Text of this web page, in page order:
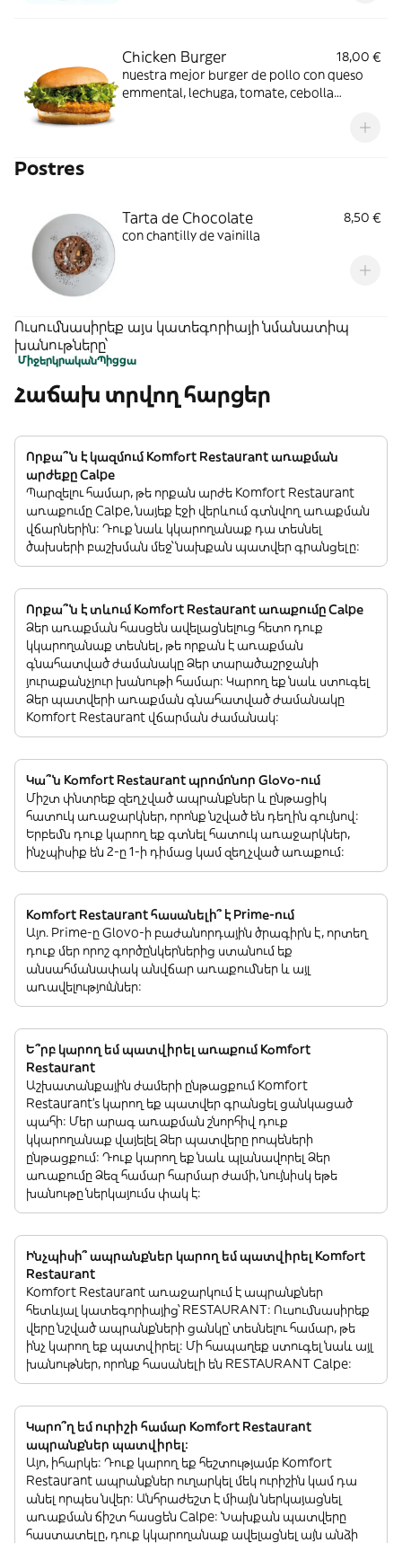
Chicken Burger
18,00 €
nuestra mejor burger de pollo con queso
emmental, lechuga, tomate, cebolla
Postres
Tarta de Chocolate
8,50 €
con chantilly de vainilla
Ուսումնասիրեք այս կատեգորիայի նմանատիպ
խանութները՝
ՄիջերկրականՊիցցա
Հաճախ տրվող հարցեր
Որքա՞ն է կազմում Komfort Restaurant առաքման
արժեքը Calpe
Պարզելու համար, թե որքան արժե Komfort Restaurant
առաքումը Calpe, նայեք էջի վերևում գտնվող առաքման
վճարներին: Դուք նաև կկարողանաք դա տեսնել
ծախսերի բաշխման մեջ՝ նախքան պատվեր գրանցելը:
Որքա՞ն է տևում Komfort Restaurant առաքումը Calpe
Ձեր առաքման հասցեն ավելացնելուց հետո դուք
կկարողանաք տեսնել, թե որքան է առաքման
գնահատված ժամանակը Ձեր տարածաշրջանի
յուրաքանչյուր խանութի համար: Կարող եք նաև ստուգել
Ձեր պատվերի առաքման գնահատված ժամանակը
Komfort Restaurant վճարման ժամանակ:
Կա՞ն Komfort Restaurant պրոմոնոր Glovo-ում
Միշտ փնտրեք զեղչված ապրանքներ և ընթացիկ
հատուկ առաջարկներ, որոնք նշված են դեղին գույնով:
Երբեմն դուք կարող եք գտնել հատուկ առաջարկներ,
ինչպիսիք են 2-ը 1-ի դիմաց կամ զեղչված առաքում:
Komfort Restaurant հասանելի՞ է Prime-ում
Այո. Prime-ը Glovo-ի բաժանորդային ծրագիրն է, որտեղ
դուք մեր որոշ գործընկերներից ստանում եք
անսահմանափակ անվճար առաքումներ և այլ
առավելություններ:
Ե՞րբ կարող եմ պատվիրել առաքում Komfort
Restaurant
Աշխատանքային ժամերի ընթացքում Komfort
Restaurant’s կարող եք պատվեր գրանցել ցանկացած
պահի: Մեր արագ առաքման շնորհիվ դուք
կկարողանաք վայելել Ձեր պատվերը րոպեների
ընթացքում: Դուք կարող եք նաև պլանավորել Ձեր
առաքումը Ձեզ համար հարմար ժամի, նույնիսկ եթե
խանութը ներկայումս փակ է:
Ինչպիսի՞ ապրանքներ կարող եմ պատվիրել Komfort
Restaurant
Komfort Restaurant առաջարկում է ապրանքներ
հետևյալ կատեգորիայից՝ RESTAURANT: Ուսումնասիրեք
վերը նշված ապրանքների ցանկը՝ տեսնելու համար, թե
ինչ կարող եք պատվիրել: Մի հապաղեք ստուգել նաև այլ
խանութներ, որոնք հասանելի են RESTAURANT Calpe:
Կարո՞ղ եմ ուրիշի համար Komfort Restaurant
ապրանքներ պատվիրել:
Այո, իհարկե: Դուք կարող եք հեշտությամբ Komfort
Restaurant ապրանքներ ուղարկել մեկ ուրիշին կամ դա
անել որպես նվեր: Անհրաժեշտ է միայն ներկայացնել
առաքման ճիշտ հասցեն Calpe: Նախքան պատվերը
հաստատելը, դուք կկարողանաք ավելացնել այն անձի